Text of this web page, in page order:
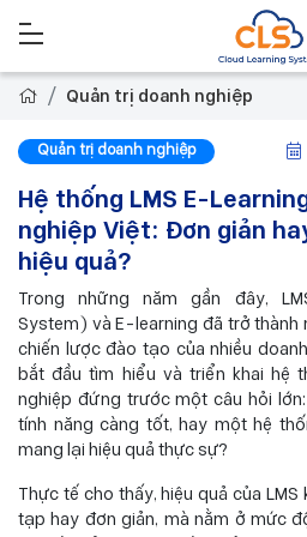
Quản trị doanh nghiệp
Quản trị doanh nghiệp
Hệ thống LMS E-
nghiệp Việt: Đơn giản
hiệu quả?
Trong những năm gần đây,
System) và E-learning đã trở thành
chiến lược đào tạo của nhiều
bắt đầu tìm hiểu và triển khai hệ
nghiệp đứng trước một câu hỏi lớn:
tính năng càng tốt, hay một hệ
mang lại hiệu quả thực sự?
Thực tế cho thấy, hiệu quả của
tạp hay đơn giản, mà nằm ở mức